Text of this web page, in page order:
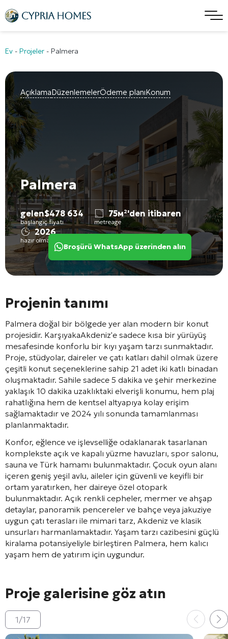
Ev - Projeler - Palmera
AçıklamaDüzenlemelerÖdeme planıKonum
Palmera
gelen$478 634
başlangıç fiyatı
75м²'den itibaren
metreage
2026
hazır olma durumu
Broşürü WhatsApp üzerinden alın
Projenin tanımı
Palmera doğal bir bölgede yer alan modern bir konut
projesidir. KarşıyakaAkdeniz'e sadece kısa bir yürüyüş
mesafesinde konforlu bir kıyı yaşam tarzı sunmaktadır.
Proje, stüdyolar, daireler ve çatı katları dahil olmak üzere
çeşitli konut seçeneklerine sahip 21 adet iki katlı binadan
oluşmaktadır. Sahile sadece 5 dakika ve şehir merkezine
yaklaşık 10 dakika uzaklıktaki elverişli konumu, hem plaj
rahatlığına hem de kentsel altyapıya kolay erişim
sağlamaktadır ve 2024 yılı sonunda tamamlanması
planlanmaktadır.
Konfor, eğlence ve işlevselliğe odaklanarak tasarlanan
komplekste açık ve kapalı yüzme havuzları, spor salonu,
sauna ve Türk hamamı bulunmaktadır. Çocuk oyun alanı
içeren geniş yeşil avlu, aileler için güvenli ve keyifli bir
ortam yaratırken, her daireye özel otopark
bulunmaktadır. Açık renkli cepheler, mermer ve ahşap
detaylar, panoramik pencereler ve bahçe veya jakuziye
uygun çatı terasları ile mimari tarz, Akdeniz ve klasik
unsurları harmanlamaktadır. Yaşam tarzı cazibesini güçlü
kiralama potansiyeliyle birleştiren Palmera, hem kalıcı
yaşam hem de yatırım için uygundur.
Proje galerisine göz atın
1/17